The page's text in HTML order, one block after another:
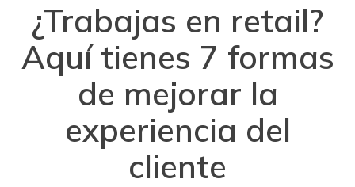
¿Trabajas en retail?
Aquí tienes 7 formas
de mejorar la
experiencia del
cliente